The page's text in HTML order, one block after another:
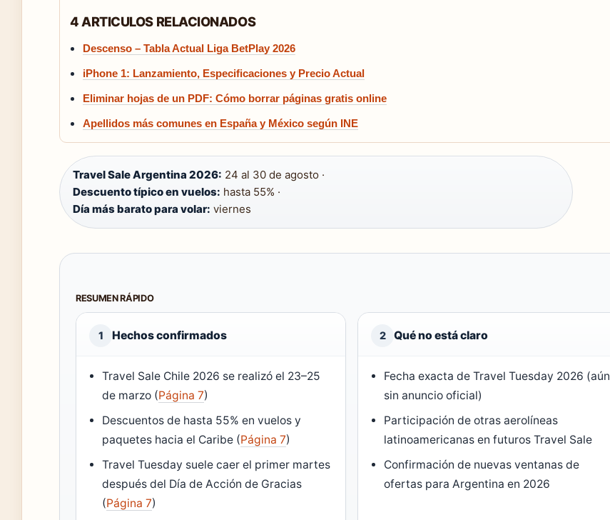
4 ARTICULOS RELACIONADOS
Descenso – Tabla Actual Liga BetPlay 2026
iPhone 1: Lanzamiento, Especificaciones y Precio Actual
Eliminar hojas de un PDF: Cómo borrar páginas gratis online
Apellidos más comunes en España y México según INE
Travel Sale Argentina 2026: 24 al 30 de agosto ·
Descuento típico en vuelos: hasta 55% ·
Día más barato para volar: viernes
RESUMEN RÁPIDO
1 Hechos confirmados
Travel Sale Chile 2026 se realizó el 23–25
de marzo (Página 7)
Descuentos de hasta 55% en vuelos y
paquetes hacia el Caribe (Página 7)
Travel Tuesday suele caer el primer martes
después del Día de Acción de Gracias
(Página 7)
2 Qué no está claro
Fecha exacta de Travel Tuesday 2026 (aún
sin anuncio oficial)
Participación de otras aerolíneas
latinoamericanas en futuros Travel Sale
Confirmación de nuevas ventanas de
ofertas para Argentina en 2026